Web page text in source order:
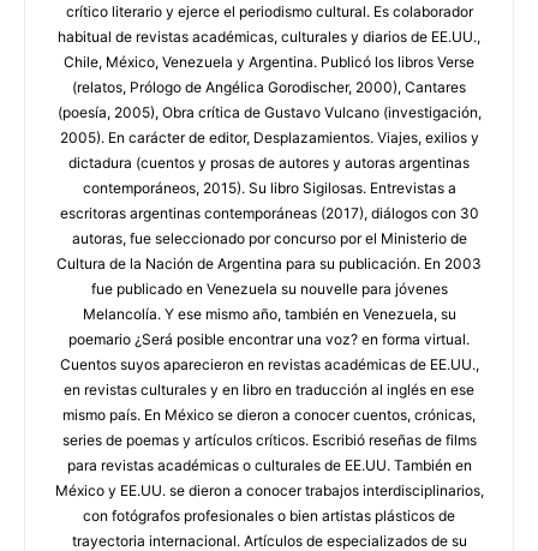
crítico literario y ejerce el periodismo cultural. Es colaborador
habitual de revistas académicas, culturales y diarios de EE.UU.,
Chile, México, Venezuela y Argentina. Publicó los libros Verse
(relatos, Prólogo de Angélica Gorodischer, 2000), Cantares
(poesía, 2005), Obra crítica de Gustavo Vulcano (investigación,
2005). En carácter de editor, Desplazamientos. Viajes, exilios y
dictadura (cuentos y prosas de autores y autoras argentinas
contemporáneos, 2015). Su libro Sigilosas. Entrevistas a
escritoras argentinas contemporáneas (2017), diálogos con 30
autoras, fue seleccionado por concurso por el Ministerio de
Cultura de la Nación de Argentina para su publicación. En 2003
fue publicado en Venezuela su nouvelle para jóvenes
Melancolía. Y ese mismo año, también en Venezuela, su
poemario ¿Será posible encontrar una voz? en forma virtual.
Cuentos suyos aparecieron en revistas académicas de EE.UU.,
en revistas culturales y en libro en traducción al inglés en ese
mismo país. En México se dieron a conocer cuentos, crónicas,
series de poemas y artículos críticos. Escribió reseñas de films
para revistas académicas o culturales de EE.UU. También en
México y EE.UU. se dieron a conocer trabajos interdisciplinarios,
con fotógrafos profesionales o bien artistas plásticos de
trayectoria internacional. Artículos de especializados de su